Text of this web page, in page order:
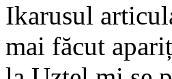
Ikarusul
mai făcut